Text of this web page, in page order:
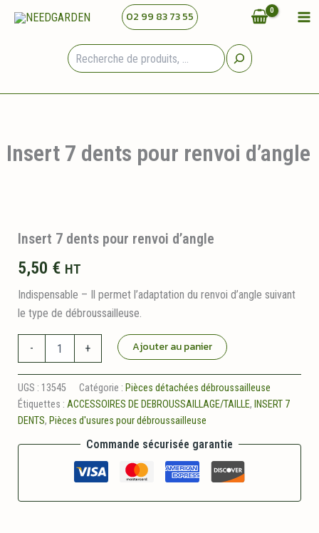
02 99 83 73 55
Insert 7 dents pour renvoi d’angle
Insert 7 dents pour renvoi d’angle
5,50 € HT
Indispensable – Il permet l’adaptation du renvoi d’angle suivant
le type de débroussailleuse.
-
7
dents
pour
renvoi
+ Ajouter au panier
UGS : 13545 Catégorie : Pièces détachées débroussailleuse
Étiquettes : ACCESSOIRES DE DEBROUSSAILLAGE/TAILLE, INSERT 7
DENTS, Pièces d'usures pour débroussailleuse
Commande sécurisée garantie